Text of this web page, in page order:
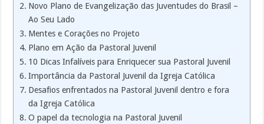
Novo Plano de Evangelização das Juventudes do Brasil –
Ao Seu Lado
Mentes e Corações no Projeto
Plano em Ação da Pastoral Juvenil
10 Dicas Infalíveis para Enriquecer sua Pastoral Juvenil
Importância da Pastoral Juvenil da Igreja Católica
Desafios enfrentados na Pastoral Juvenil dentro e fora
da Igreja Católica
O papel da tecnologia na Pastoral Juvenil